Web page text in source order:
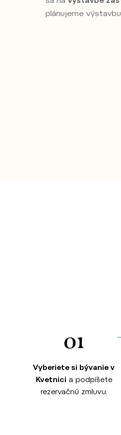
plánujeme
01
Vyberiete si bývanie v
Kvetnici a podpíšete
rezervačnú zmluvu.